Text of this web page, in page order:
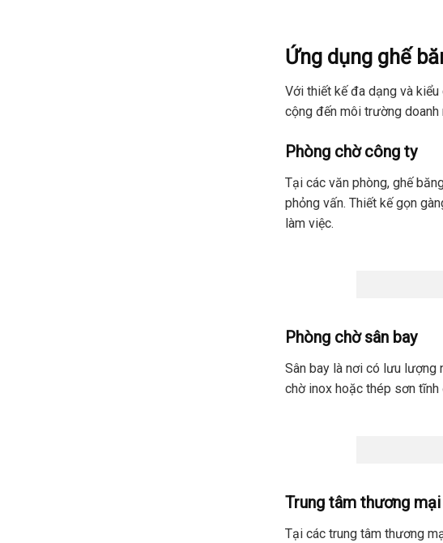
Ứng dụng ghế
Với thiết kế đa dạng và
cộng đến môi trường doanh
Phòng chờ công ty
Tại các văn phòng, ghế
phỏng vấn. Thiết kế gọn
làm việc.
Phòng chờ sân bay
Sân bay là nơi có lưu lượng
chờ inox hoặc thép sơn
Trung tâm thương mại
Tại các trung tâm thương